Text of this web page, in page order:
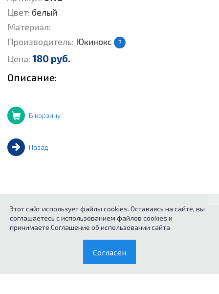
Цвет: белый
Материал:
Производитель: Юкинокс ?
Цена: 180 руб.
Описание:
В корзину
Назад
© 2026Каталог кухонного оборудования.
Политика конфиденциальных данных
Согласие на обработку персональных данных
Этот сайт использует файлы cookies. Оставаясь на сайте, вы
соглашаетесь с использованием файлов cookies и
принимаете Соглашение об использовании сайта
Согласен